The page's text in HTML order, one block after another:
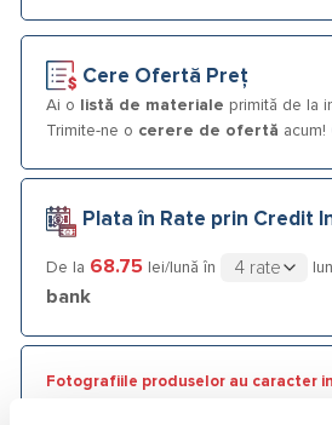
Cere Ofertă Preț
Ai o listă de materiale primită de la
Trimite-ne o cerere de ofertă acum!
Plata în Rate prin Credit
De la 68.75 lei/lună în
bank
Fotografiile produselor au caracter